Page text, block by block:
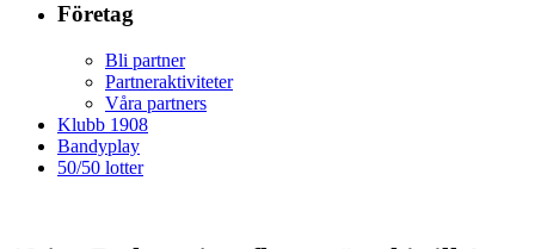
Företag
Bli partner
Partneraktiviteter
Våra partners
Klubb 1908
Bandyplay
50/50 lotter